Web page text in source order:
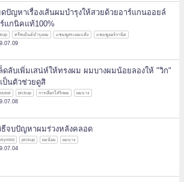
ปัญหาเรื่องเส้นผมบำรุงให้สวยด้วยอาร์แกนออยล์
แกนิคแท้100%
ทรีทเม้นต์บำรุงผม แชมพูสระผมแห้ง แชมพูออร์กานิค
ดลับเพิ่มเสน่ห์ให้ทรงผม ผมบางผมน้อยลองให้ "วิก"
ป็นตัวช่วยดูสิ
pickup การเลือกใส่วิกผม ผมบาง
ธีจบปัญหาผมร่วงหลังคลอด
pickup ผมน้อย ผมบาง